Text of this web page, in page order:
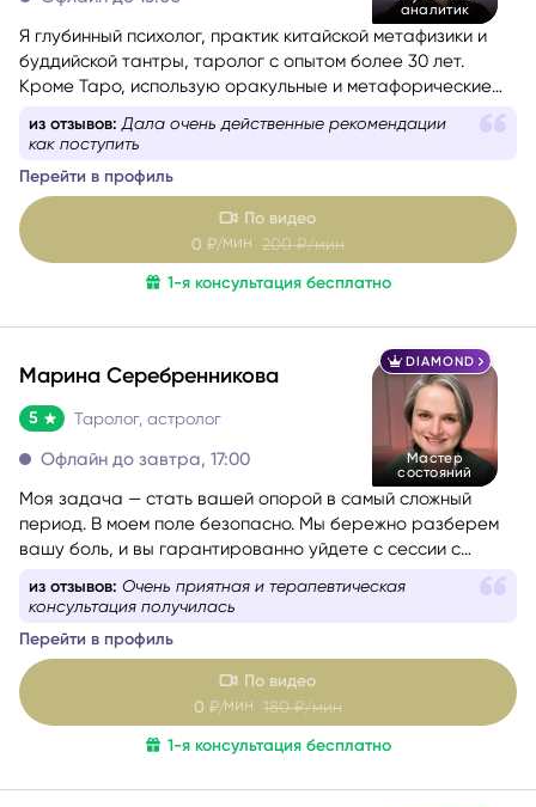
Глубинный
аналитик
Я глубинный психолог, практик китайской метафизики и
буддийской тантры, таролог с опытом более 30 лет.
карты, а при выборе дат, времени, сроков и других
благоприятных условий для важных событий применяю
расчеты Бацзы и Ци Мэнь Дунь Цзя. Если вы перед
сложным выбором или чувствуете, что попали в ловушку
повторяющегося сценария, испытываете тревогу и не
понимаете, что делать дальше, я бережно помогу вам
разобраться в ситуации, найти решение или определить
из отзывов: Дала очень действенные рекомендации
Перейти в профиль
По видео
0 ₽/мин200 ₽/мин
DIAMOND
Мастер
состояний
Марина Серебренникова
5
Моя задача — стать вашей опорой в самый сложный
период. В моем поле безопасно. Мы бережно разберем
новыми силами, вдохновением и верой в себя. Я таролог
и консультант с глубоким жизненным опытом. Мой подход
— это диагностика: я смотрю в суть ситуации, показываю
её внутреннюю логику, причины и возможные варианты
развития, чтобы вы могли опереться на это в своих
решениях. Я не работаю через оценки «правильно/
неправильно». Я помогаю увидеть картину честно и
наиболее устойчивым.
из отзывов: Очень приятная и терапевтическая
Перейти в профиль
По видео
0 ₽/мин180 ₽/мин